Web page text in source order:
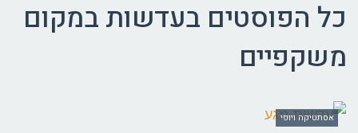
כל הפוסטים בעדשות במקום
משקפיים
אסתטיקה ויופי